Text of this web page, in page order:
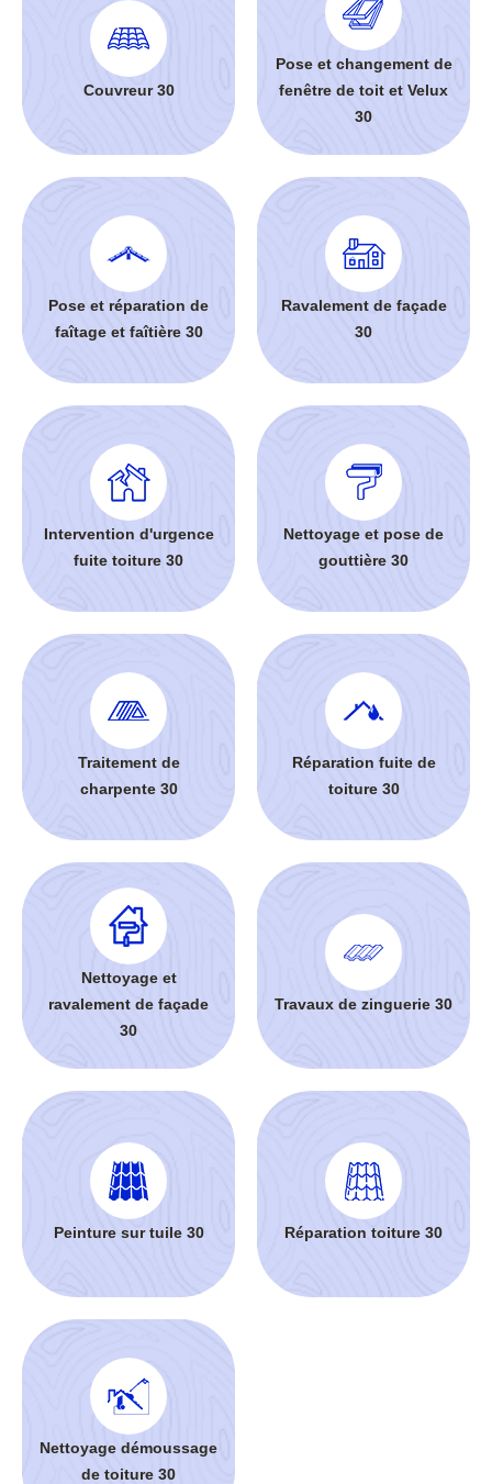
Couvreur 30
Pose et changement de
fenêtre de toit et Velux
30
Pose et réparation de
faîtage et faîtière 30
Ravalement de façade
30
Intervention d'urgence
fuite toiture 30
Nettoyage et pose de
gouttière 30
Traitement de
charpente 30
Réparation fuite de
toiture 30
Nettoyage et
ravalement de façade
30
Travaux de zinguerie 30
Peinture sur tuile 30 Réparation toiture 30
Nettoyage démoussage
de toiture 30